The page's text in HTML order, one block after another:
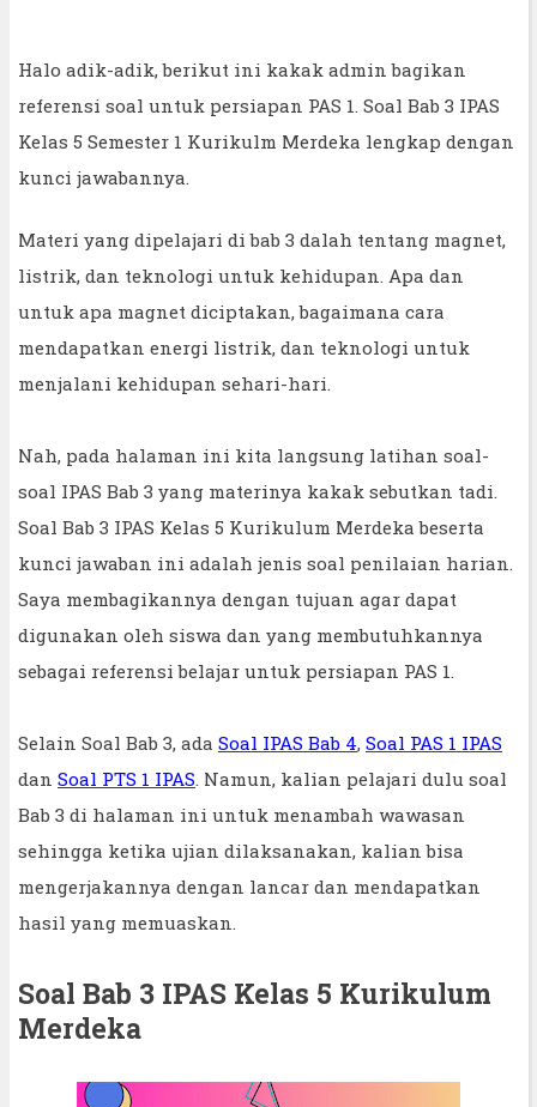
Halo adik-adik, berikut ini kakak admin bagikan
referensi soal untuk persiapan PAS 1. Soal Bab 3 IPAS
Kelas 5 Semester 1 Kurikulm Merdeka lengkap dengan
kunci jawabannya.
Materi yang dipelajari di bab 3 dalah tentang magnet,
listrik, dan teknologi untuk kehidupan. Apa dan
untuk apa magnet diciptakan, bagaimana cara
mendapatkan energi listrik, dan teknologi untuk
menjalani kehidupan sehari-hari.
Nah, pada halaman ini kita langsung latihan soal-
soal IPAS Bab 3 yang materinya kakak sebutkan tadi.
Soal Bab 3 IPAS Kelas 5 Kurikulum Merdeka beserta
kunci jawaban ini adalah jenis soal penilaian harian.
Saya membagikannya dengan tujuan agar dapat
digunakan oleh siswa dan yang membutuhkannya
sebagai referensi belajar untuk persiapan PAS 1.
Selain Soal Bab 3, ada Soal IPAS Bab 4, Soal PAS 1 IPAS
dan Soal PTS 1 IPAS. Namun, kalian pelajari dulu soal
Bab 3 di halaman ini untuk menambah wawasan
sehingga ketika ujian dilaksanakan, kalian bisa
mengerjakannya dengan lancar dan mendapatkan
hasil yang memuaskan.
Soal Bab 3 IPAS Kelas 5 Kurikulum
Merdeka